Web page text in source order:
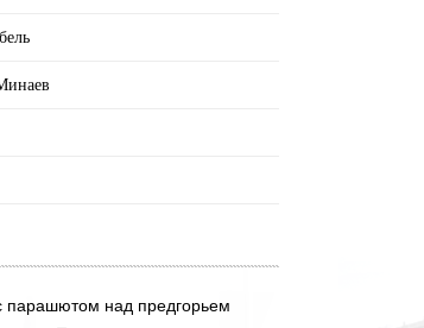
над предгорьем